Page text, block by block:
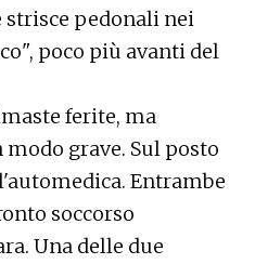
pedonali nei
poco più avanti del
ferite, ma
grave. Sul posto
Entrambe
soccorso
Una delle due